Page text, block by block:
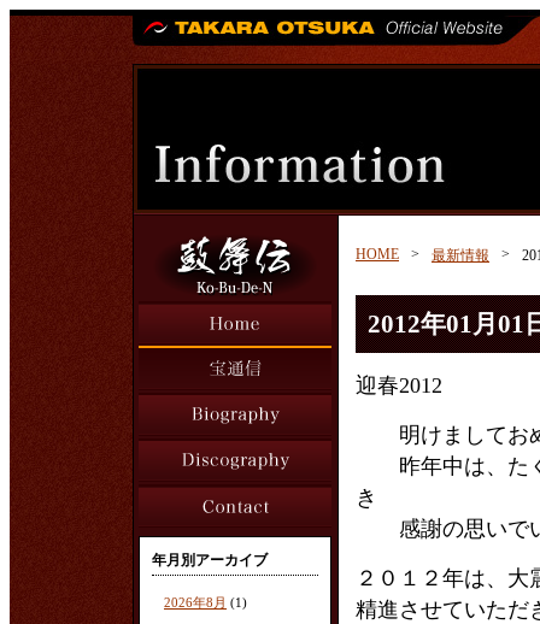
年月別アーカイブ
2026年8月 (1)
HOME > 最新情報 >
2012年01月01
迎春2012
明けましてお
昨年中は、たく
き
感謝の思いで
２０１２年は、
精進させていただ